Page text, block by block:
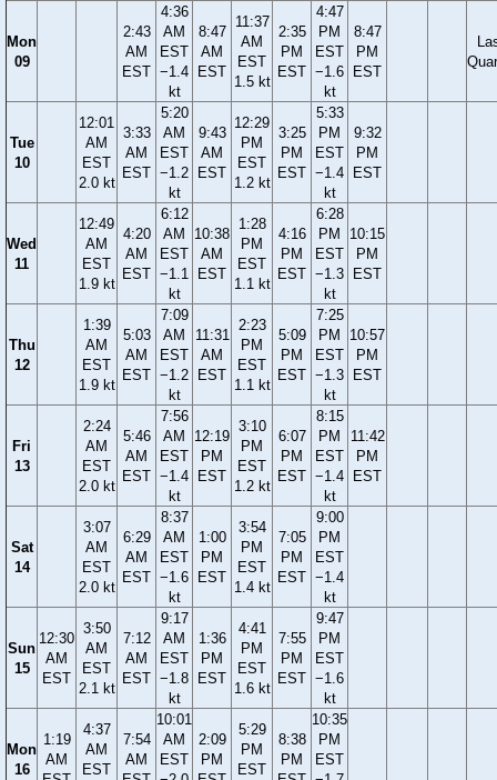
Mon
09
2:43
AM
EST
4:36
AM
EST
−1.4
kt
8:47
AM
EST
11:37
AM
EST
1.5 kt
2:35
PM
EST
4:47
PM
EST
−1.6
kt
8:47
PM
EST
Tue
10
12:01
AM
EST
2.0 kt
3:33
AM
EST
5:20
AM
EST
−1.2
kt
9:43
AM
EST
12:29
PM
EST
1.2 kt
3:25
PM
EST
5:33
PM
EST
−1.4
kt
9:32
PM
EST
Wed
11
12:49
AM
EST
1.9 kt
4:20
AM
EST
6:12
AM
EST
−1.1
kt
10:38
AM
EST
1:28
PM
EST
1.1 kt
4:16
PM
EST
6:28
PM
EST
−1.3
kt
10:15
PM
EST
Thu
12
1:39
AM
EST
1.9 kt
5:03
AM
EST
7:09
AM
EST
−1.2
kt
11:31
AM
EST
2:23
PM
EST
1.1 kt
5:09
PM
EST
7:25
PM
EST
−1.3
kt
10:57
PM
EST
Fri
13
2:24
AM
EST
2.0 kt
5:46
AM
EST
7:56
AM
EST
−1.4
kt
12:19
PM
EST
3:10
PM
EST
1.2 kt
6:07
PM
EST
8:15
PM
EST
−1.4
kt
11:42
PM
EST
Sat
14
3:07
AM
EST
2.0 kt
6:29
AM
EST
8:37
AM
EST
−1.6
kt
1:00
PM
EST
3:54
PM
EST
1.4 kt
7:05
PM
EST
9:00
PM
EST
−1.4
kt
Sun
15
12:30
AM
EST
3:50
AM
EST
2.1 kt
7:12
AM
EST
9:17
AM
EST
−1.8
kt
1:36
PM
EST
4:41
PM
EST
1.6 kt
7:55
PM
EST
9:47
PM
EST
−1.6
kt
Mon
16
1:19
AM
4:37
AM
EST
7:54
AM
10:01
AM
EST
2:09
PM
5:29
PM
EST
8:38
PM
10:35
PM
EST